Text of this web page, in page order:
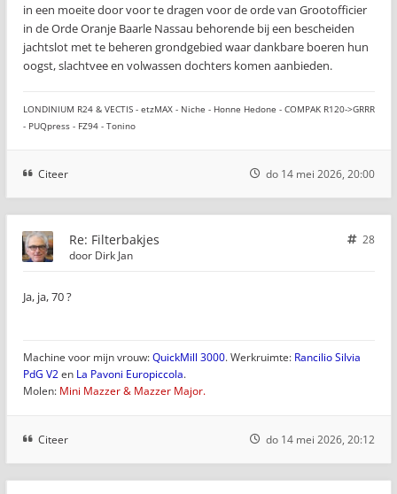
in een moeite door voor te dragen voor de orde van Grootofficier
in de Orde Oranje Baarle Nassau behorende bij een bescheiden
jachtslot met te beheren grondgebied waar dankbare boeren hun
oogst, slachtvee en volwassen dochters komen aanbieden.
LONDINIUM R24 & VECTIS - etzMAX - Niche - Honne Hedone - COMPAK R120->GRRR
- PUQpress - FZ94 - Tonino
Citeer do 14 mei 2026, 20:00
Re: Filterbakjes
28
door Dirk Jan
Ja, ja, 70 ?
Machine voor mijn vrouw:QuickMill 3000. Werkruimte: Rancilio Silvia
PdG V2en La Pavoni Europiccola.
Molen: Mini Mazzer & Mazzer Major.
Citeer do 14 mei 2026, 20:12